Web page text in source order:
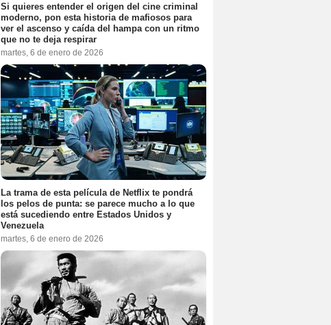
Si quieres entender el origen del cine criminal
moderno, pon esta historia de mafiosos para
ver el ascenso y caída del hampa con un ritmo
que no te deja respirar
martes, 6 de enero de 2026
La trama de esta película de Netflix te pondrá
los pelos de punta: se parece mucho a lo que
está sucediendo entre Estados Unidos y
Venezuela
martes, 6 de enero de 2026